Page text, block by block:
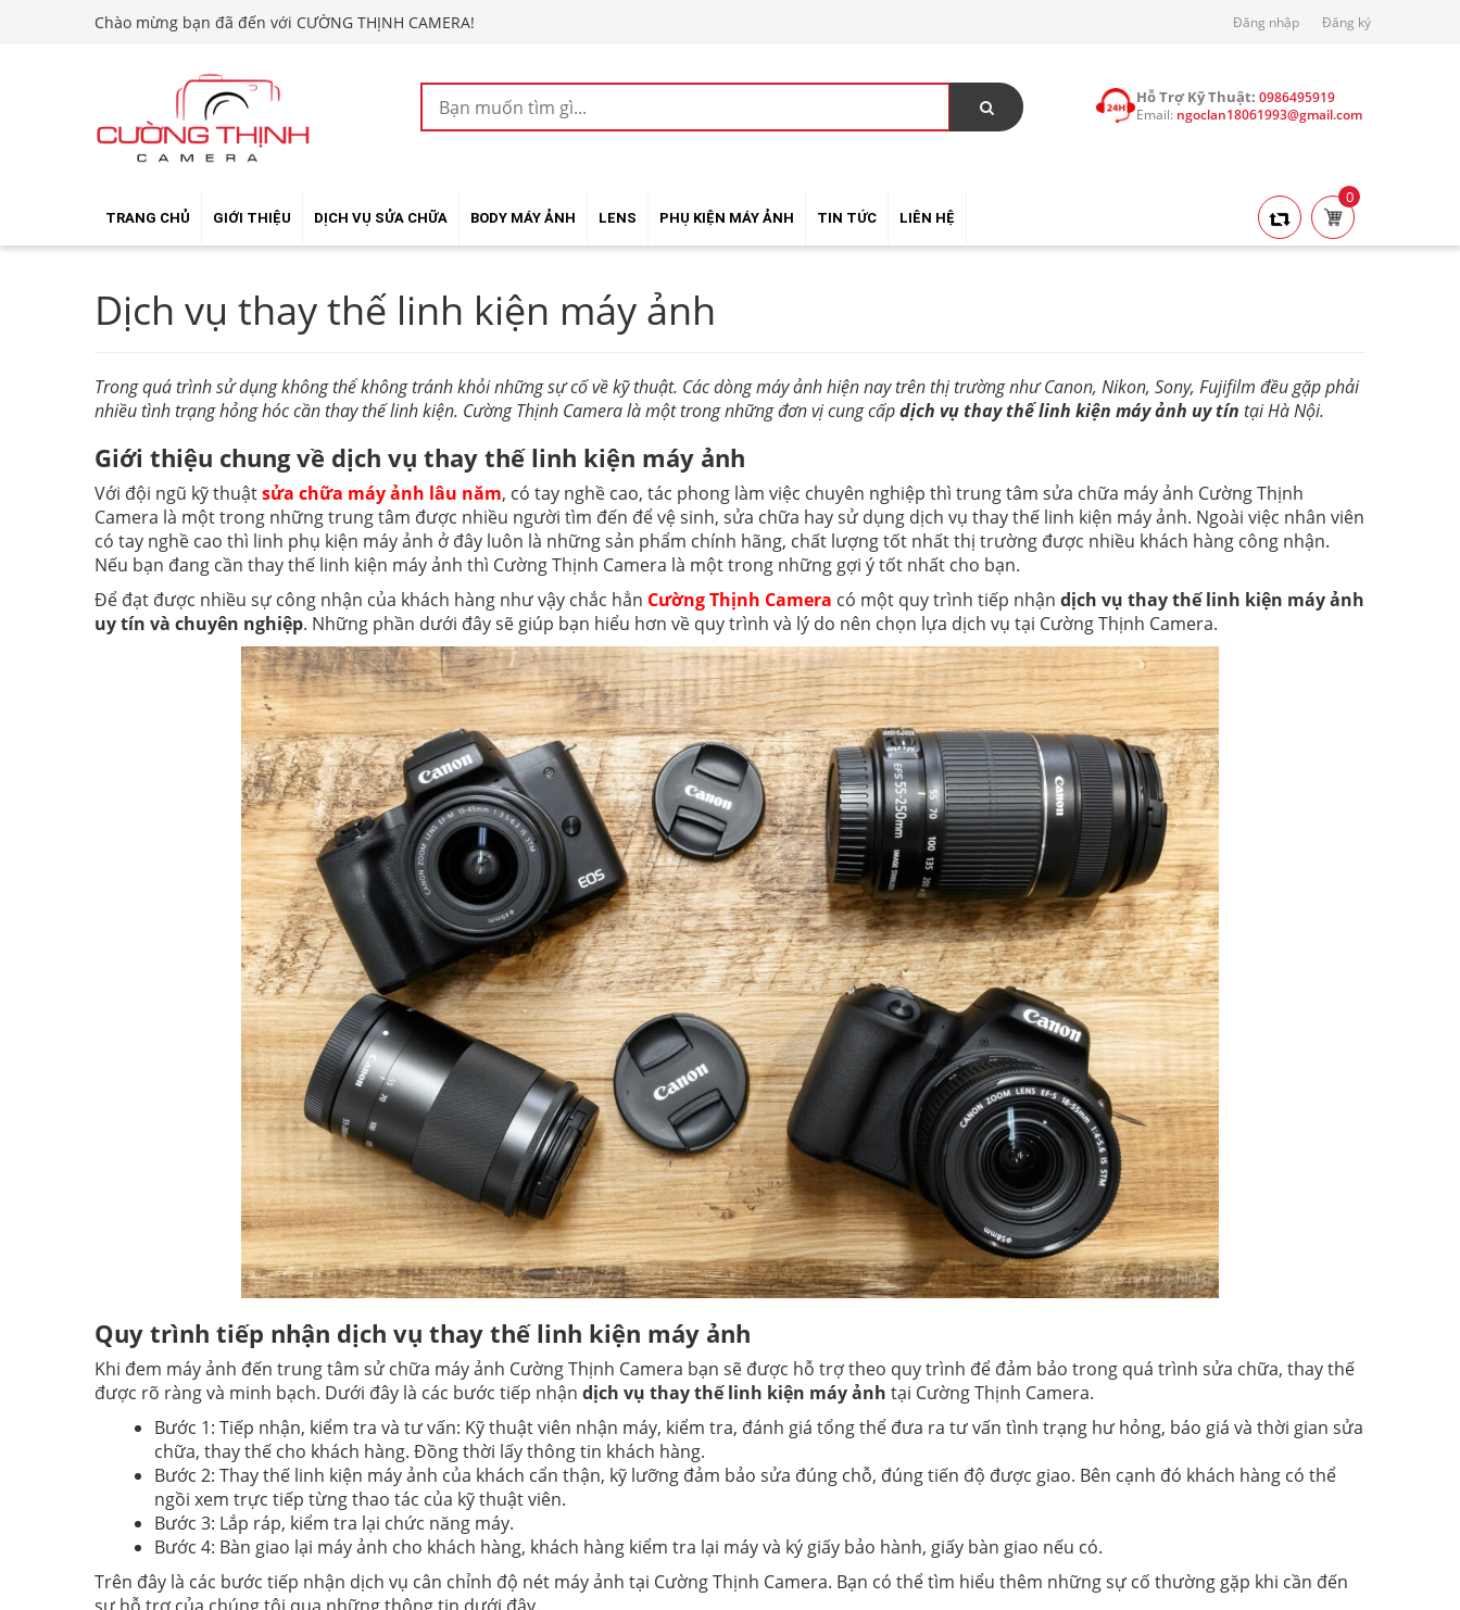
Chào mừng bạn đã đến với CƯỜNG THỊNH CAMERA! Đăng nhập Đăng ký
Hỗ Trợ Kỹ Thuật:0986495919
Email: ngoclan18061993@gmail.com
TRANG CHỦ GIỚI THIỆU DỊCH VỤ SỬA CHỮA BODY MÁY ẢNH LENS PHỤ KIỆN MÁY ẢNH TIN TỨC LIÊN HỆ
0
Dịch vụ thay thế linh kiện máy ảnh
Trong quá trình sử dụng không thể không tránh khỏi những sự cố về kỹ thuật. Các dòng máy ảnh hiện nay trên thị trường như Canon, Nikon, Sony, Fujifilm đều gặp phải
nhiều tình trạng hỏng hóc cần thay thế linh kiện. Cường Thịnh Camera là một trong những đơn vị cung cấpdịch vụ thay thế linh kiện máy ảnh uy tín tại Hà Nội.
Giới thiệu chung về dịch vụ thay thế linh kiện máy ảnh
Với đội ngũ kỹ thuậtsửa chữa máy ảnh lâu năm, có tay nghề cao, tác phong làm việc chuyên nghiệp thì trung tâm sửa chữa máy ảnh Cường Thịnh
Camera là một trong những trung tâm được nhiều người tìm đến để vệ sinh, sửa chữa hay sử dụng dịch vụ thay thế linh kiện máy ảnh. Ngoài việc nhân viên
có tay nghề cao thì linh phụ kiện máy ảnh ở đây luôn là những sản phẩm chính hãng, chất lượng tốt nhất thị trường được nhiều khách hàng công nhận.
Nếu bạn đang cần thay thế linh kiện máy ảnh thì Cường Thịnh Camera là một trong những gợi ý tốt nhất cho bạn.
Để đạt được nhiều sự công nhận của khách hàng như vậy chắc hẳn Cường Thịnh Camera có một quy trình tiếp nhận dịch vụ thay thế linh kiện máy ảnh
uy tín và chuyên nghiệp. Những phần dưới đây sẽ giúp bạn hiểu hơn về quy trình và lý do nên chọn lựa dịch vụ tại Cường Thịnh Camera.
Quy trình tiếp nhận dịch vụ thay thế linh kiện máy ảnh
Khi đem máy ảnh đến trung tâm sử chữa máy ảnh Cường Thịnh Camera bạn sẽ được hỗ trợ theo quy trình để đảm bảo trong quá trình sửa chữa, thay thế
được rõ ràng và minh bạch. Dưới đây là các bước tiếp nhận dịch vụ thay thế linh kiện máy ảnh tại Cường Thịnh Camera.
Bước 1: Tiếp nhận, kiểm tra và tư vấn: Kỹ thuật viên nhận máy, kiểm tra, đánh giá tổng thể đưa ra tư vấn tình trạng hư hỏng, báo giá và thời gian sửa
chữa, thay thế cho khách hàng. Đồng thời lấy thông tin khách hàng.
Bước 2: Thay thế linh kiện máy ảnh của khách cẩn thận, kỹ lưỡng đảm bảo sửa đúng chỗ, đúng tiến độ được giao. Bên cạnh đó khách hàng có thể
ngồi xem trực tiếp từng thao tác của kỹ thuật viên.
Bước 3: Lắp ráp, kiểm tra lại chức năng máy.
Bước 4: Bàn giao lại máy ảnh cho khách hàng, khách hàng kiểm tra lại máy và ký giấy bảo hành, giấy bàn giao nếu có.
Trên đây là các bước tiếp nhận dịch vụ cân chỉnh độ nét máy ảnh tại Cường Thịnh Camera. Bạn có thể tìm hiểu thêm những sự cố thường gặp khi cần đến